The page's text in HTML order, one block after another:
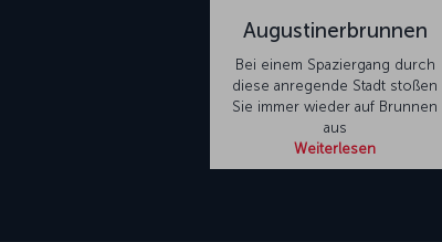
Augustinerbrunnen
Bei einem Spaziergang durch
diese anregende Stadt stoßen
Sie immer wieder auf Brunnen
aus
Weiterlesen